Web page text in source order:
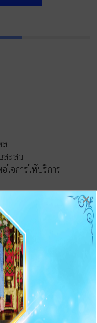
ล
สะสม
ใจการให้บริการ
รสอบถาม
มาณ
×